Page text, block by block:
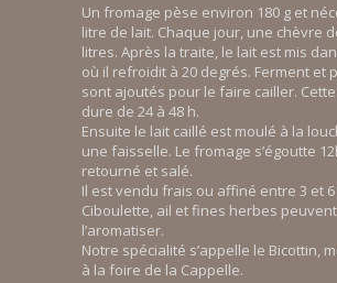
Un fromage pèse environ 180 g et
litre de lait. Chaque jour, une chèvre
litres. Après la traite, le lait est mis
où il refroidit à 20 degrés. Ferment et
sont ajoutés pour le faire cailler.
dure de 24 à 48 h.
Ensuite le lait caillé est moulé à la
une faisselle. Le fromage s’égoutte
retourné et salé.
Il est vendu frais ou affiné entre 3 et 6
Ciboulette, ail et fines herbes peuvent
l’aromatiser.
Notre spécialité s’appelle le Bicottin,
à la foire de la Cappelle.